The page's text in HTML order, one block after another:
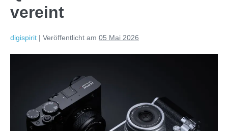
vereint
digispirit | Veröffentlicht am 05 Mai 2026